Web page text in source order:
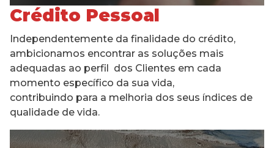
Crédito Pessoal
Independentemente da finalidade do crédito,
ambicionamos encontrar as soluções mais
adequadas ao perfil dos Clientes em cada
momento específico da sua vida,
contribuindo para a melhoria dos seus índices de
qualidade de vida.